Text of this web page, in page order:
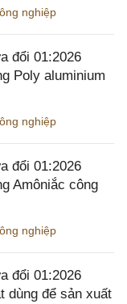
nghiệp
đổi 01:2026
Poly aluminium
nghiệp
đổi 01:2026
Amôniắc công
nghiệp
đổi 01:2026
dùng để sản xuất